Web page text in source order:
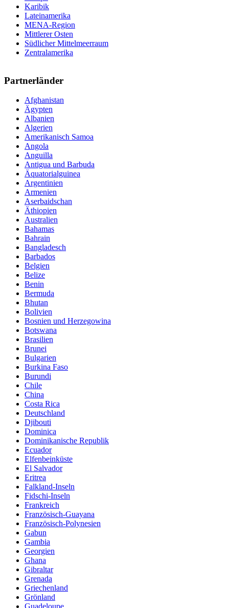
Karibik
Lateinamerika
MENA-Region
Mittlerer Osten
Südlicher Mittelmeerraum
Zentralamerika
Partnerländer
Afghanistan
Ägypten
Albanien
Algerien
Amerikanisch Samoa
Angola
Anguilla
Antigua und Barbuda
Äquatorialguinea
Argentinien
Armenien
Aserbaidschan
Äthiopien
Australien
Bahamas
Bahrain
Bangladesch
Barbados
Belgien
Belize
Benin
Bermuda
Bhutan
Bolivien
Bosnien und Herzegowina
Botswana
Brasilien
Brunei
Bulgarien
Burkina Faso
Burundi
Chile
China
Costa Rica
Deutschland
Djibouti
Dominica
Dominikanische Republik
Ecuador
Elfenbeinküste
El Salvador
Eritrea
Falkland-Inseln
Fidschi-Inseln
Frankreich
Französisch-Guayana
Französisch-Polynesien
Gabun
Gambia
Georgien
Ghana
Gibraltar
Grenada
Griechenland
Grönland